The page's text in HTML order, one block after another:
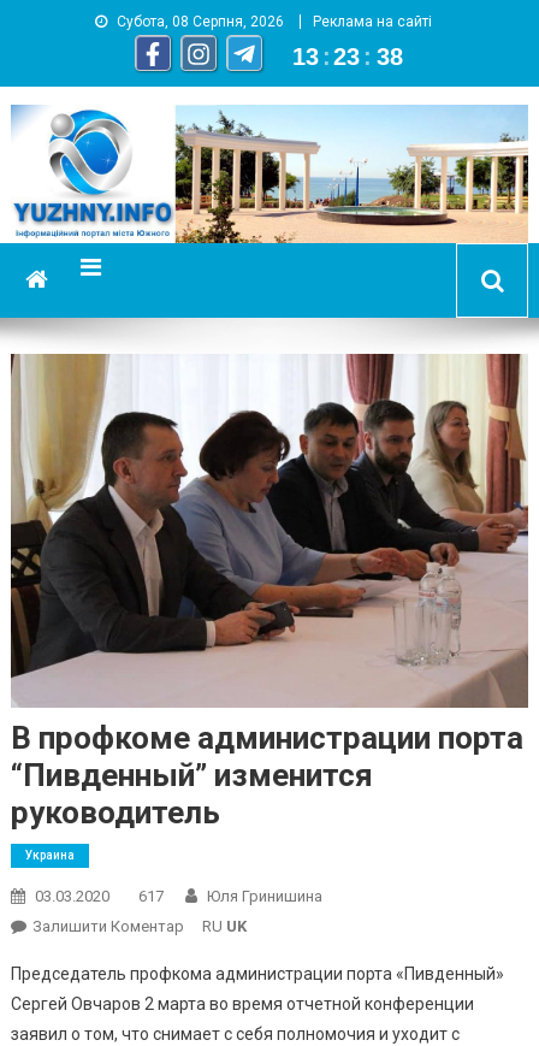
Субота, 08 Серпня, 2026 Реклама на сайті
13 :23 : 38
YUZHNY.INFO
информационный портал города Южный
В профкоме администрации порта
“Пивденный” изменится
руководитель
Украина
03.03.2020 617
Юля Гринишина
Залишити КоментарOn
Профкоме
Администрации
Порта
RU UK
Председатель профкома администрации порта «Пивденный»
Сергей Овчаров 2 марта во время отчетной конференции
заявил о том, что снимает с себя полномочия и уходит с